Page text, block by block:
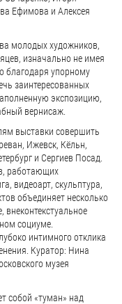
Ефимова и Алексея
молодых художников,
изначально не имея
благодаря упорному
заинтересованных
экспозицию,
вернисаж.
выставки совершить
Ижевск, Кёльн,
и Сергиев Посад.
работающих
видеоарт, скульптура,
объединяет несколько
внеконтекстуальное
социуме.
интимного отклика
Куратор: Нина
музея
собой «туман» над